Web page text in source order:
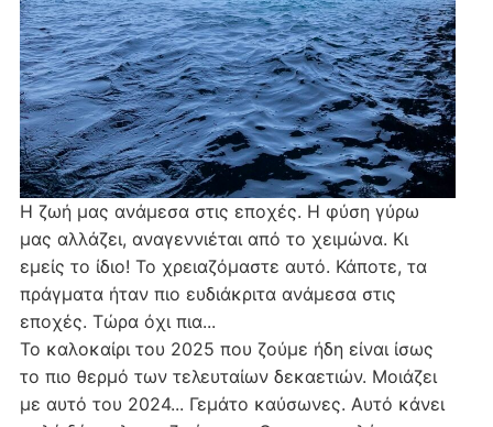
Η ζωή μας ανάμεσα στις εποχές. Η φύση γύρω
μας αλλάζει, αναγεννιέται από το χειμώνα. Κι
εμείς το ίδιο! Το χρειαζόμαστε αυτό. Κάποτε, τα
πράγματα ήταν πιο ευδιάκριτα ανάμεσα στις
εποχές. Τώρα όχι πια...
Το καλοκαίρι του 2025 που ζούμε ήδη είναι ίσως
το πιο θερμό των τελευταίων δεκαετιών. Μοιάζει
με αυτό του 2024... Γεμάτο καύσωνες. Αυτό κάνει